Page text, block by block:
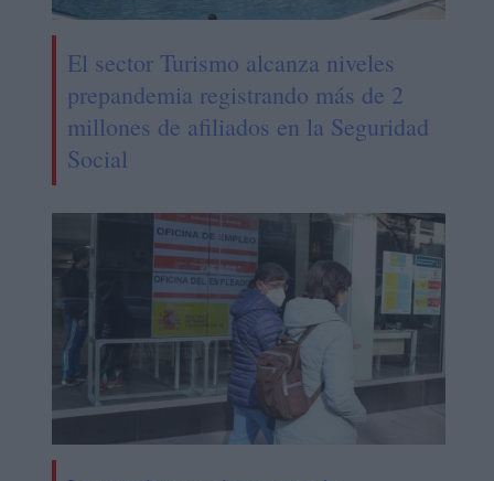
El sector Turismo alcanza niveles
prepandemia registrando más de 2
millones de afiliados en la Seguridad
Social